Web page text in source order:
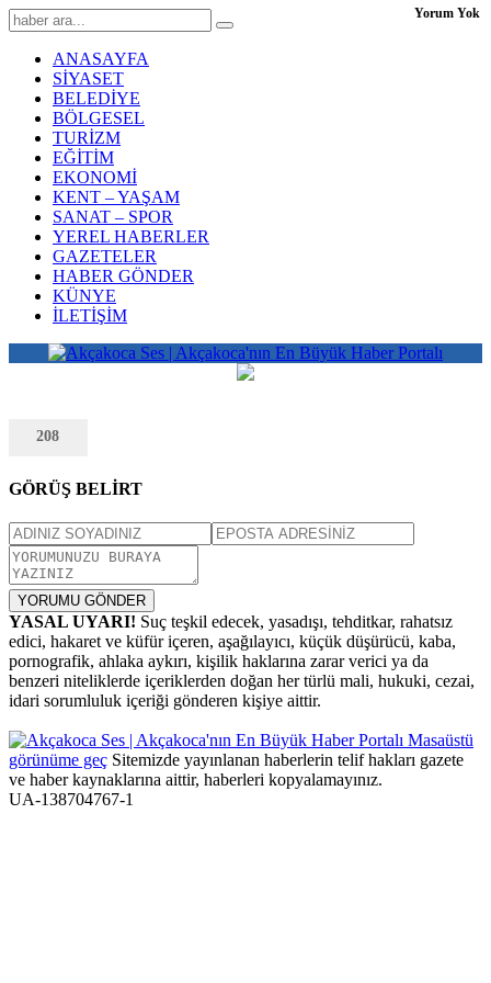
ANASAYFA
SİYASET
BELEDİYE
BÖLGESEL
TURİZM
EĞİTİM
EKONOMİ
KENT – YAŞAM
SANAT – SPOR
YEREL HABERLER
GAZETELER
HABER GÖNDER
KÜNYE
İLETİŞİM
208
GÖRÜŞ BELİRT
Yorum Yok
YORUMU GÖNDER
YASAL UYARI! Suç teşkil edecek, yasadışı, tehditkar, rahatsız
edici, hakaret ve küfür içeren, aşağılayıcı, küçük düşürücü, kaba,
pornografik, ahlaka aykırı, kişilik haklarına zarar verici ya da
benzeri niteliklerde içeriklerden doğan her türlü mali, hukuki, cezai,
idari sorumluluk içeriği gönderen kişiye aittir.
Masaüstü
görünüme geç Sitemizde yayınlanan haberlerin telif hakları gazete
ve haber kaynaklarına aittir, haberleri kopyalamayınız.
UA-138704767-1